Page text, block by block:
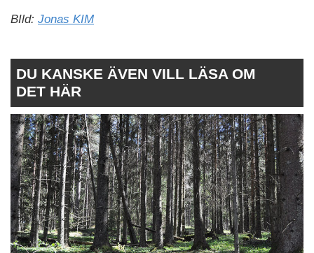
BIld: Jonas KIM
DU KANSKE ÄVEN VILL LÄSA OM
DET HÄR